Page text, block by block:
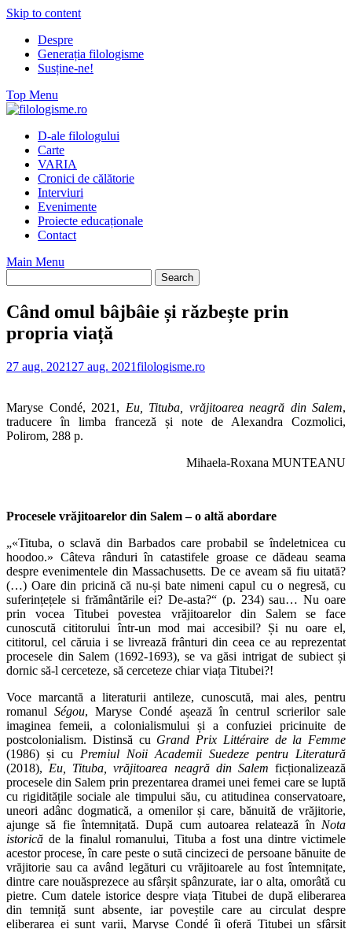
Skip to content
Despre
Generația filologisme
Susține-ne!
Top Menu
D-ale filologului
Carte
VARIA
Cronici de călătorie
Interviuri
Evenimente
Proiecte educaționale
Contact
Main Menu
Când omul bâjbâie și răzbește prin
propria viață
27 aug. 2021 27 aug. 2021filologisme.ro
Maryse Condé, 2021, Eu, Tituba, vrăjitoarea neagră din Salem,
traducere în limba franceză și note de Alexandra Cozmolici,
Polirom, 288 p.
Mihaela-Roxana MUNTEANU
Procesele vrăjitoarelor din Salem – o altă abordare
„«Tituba, o sclavă din Barbados care probabil se îndeletnicea cu
hoodoo.» Câteva rânduri în catastifele groase ce dădeau seama
despre evenimentele din Massachusetts. De ce aveam să fiu uitată?
(…) Oare din pricină că nu-și bate nimeni capul cu o negresă, cu
suferințețele si frământările ei? De-asta?“ (p. 234) sau… Nu oare
prin vocea Titubei povestea vrăjitoarelor din Salem se face
cunoscută cititorului într-un mod mai accesibil? Și nu oare el,
cititorul, cel căruia i se livrează frânturi din ceea ce au reprezentat
procesele din Salem (1692-1693), se va găsi intrigat de subiect și
dornic să-l cerceteze, să cerceteze chiar viața Titubei?!
Voce marcantă a literaturii antileze, cunoscută, mai ales, pentru
romanulSégou, Maryse Condé așează în centrul scrierilor sale
imaginea femeii, a colonialismului și a confuziei pricinuite de
postcolonialism. Distinsă cu Grand Prix Littéraire de la Femme
(1986) și cu Premiul Noii Academii Suedeze pentru Literatură
(2018), Eu, Tituba, vrăjitoarea neagră din Salem ficționalizează
procesele din Salem prin prezentarea dramei unei femei care se luptă
cu rigiditățile sociale ale timpului său, cu atitudinea conservatoare,
uneori adânc dogmatică, a omenilor și care, bănuită de vrăjitorie,
ajunge să fie întemnițată. După cum autoarea relatează în Nota
istorică de la finalul romanului, Tituba a fost una dintre victimele
acestor procese, în care peste o sută cincizeci de persoane bănuite de
vrăjitorie sau ca având legături cu vrăjitoarele au fost întemnițate,
dintre care nouăsprezece au sfârșit spânzurate, iar o alta, omorâtă cu
pietre. Cum datele istorice despre viața Titubei de după eliberarea
din temniță sunt absente, iar poveștile care au circulat despre
eliberarea ei sunt varii, Maryse Condé îi oferă Titubei un sfârșit